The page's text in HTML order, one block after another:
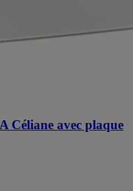
Céliane avec plaque